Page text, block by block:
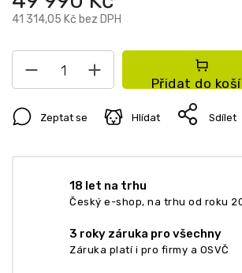
41 314,05 Kč bez DPH
Přidat do
Zeptat se Hlídat Sdílet
18 let na trhu
Český e-shop, na trhu od roku
3 roky záruka pro všechny
Záruka platí i pro firmy a OSVČ